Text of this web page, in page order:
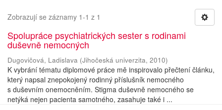
Zobrazují se záznamy 1-1 z 1
Spolupráce psychiatrických sester s rodinami
duševně nemocných
Dugovičová, Ladislava (Jihočeská univerzita, 2010)
K vybrání tématu diplomové práce mě inspirovalo přečtení článku,
který napsal znepokojený rodinný příslušník nemocného
s duševním onemocněním. Stigma duševně nemocného se
netýká nejen pacienta samotného, zasahuje také i ...